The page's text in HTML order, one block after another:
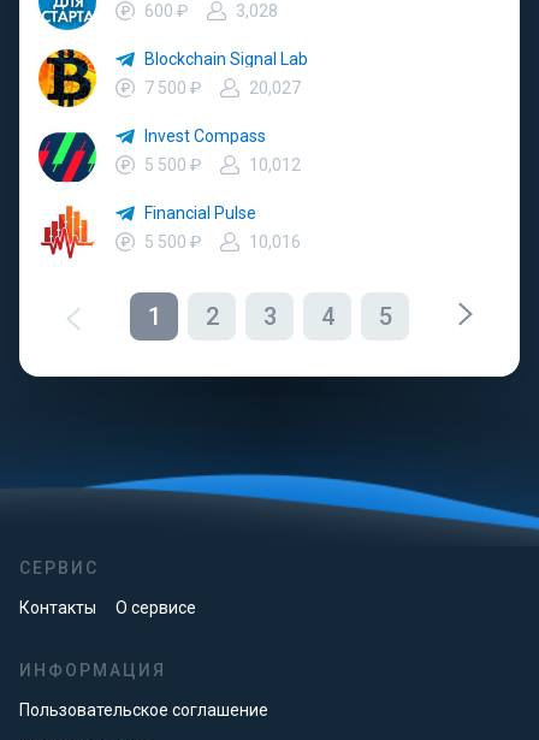
600 ₽
3,028
Blockchain Signal Lab
7 500 ₽
20,027
Invest Compass
5 500 ₽
10,012
Financial Pulse
5 500 ₽
10,016
1 2 3 4 5
СЕРВИС
Контакты О сервисе
ИНФОРМАЦИЯ
Пользовательское соглашение